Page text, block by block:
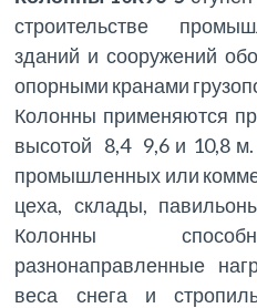
строительстве
зданий и сооружений
опорными кранами
Колонны применяются
высотой 8,4 9,6 и 10,8
промышленных или
цеха, склады,
Колонны
разнонаправленные
веса снега и